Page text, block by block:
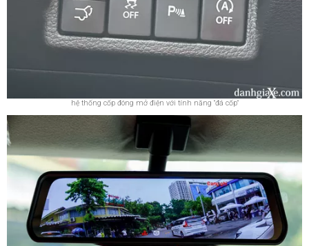
hệ thống cốp đóng mở điện với tính năng "đá cốp"